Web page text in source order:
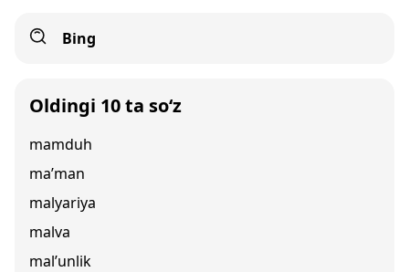
Bing
Oldingi 10 ta so‘z
mamduh
ma’man
malyariya
malva
mal’unlik